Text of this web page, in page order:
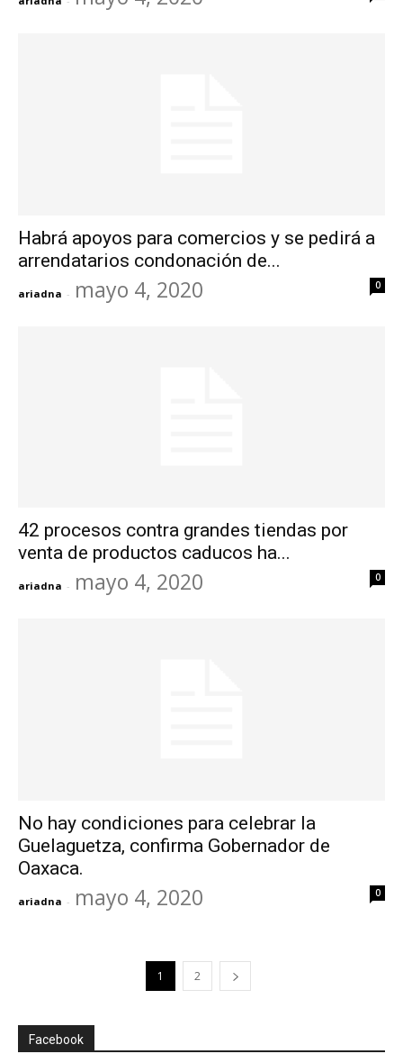
Habrá apoyos para comercios y se pedirá a
arrendatarios condonación de...
ariadna - mayo 4, 2020 0
42 procesos contra grandes tiendas por
venta de productos caducos ha...
ariadna - mayo 4, 2020 0
No hay condiciones para celebrar la
Guelaguetza, confirma Gobernador de
Oaxaca.
ariadna - mayo 4, 2020 0
1 2
Facebook